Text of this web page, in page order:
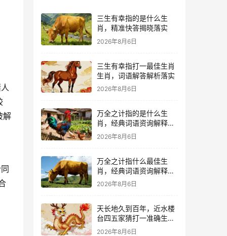
解
三生有幸指的是什么生
肖，精准快答揭晓落实
2026年8月6日
三生有幸指打一最佳生肖
生肖，词语解答解析落实
2026年8月6日
万全之计指的是什么生
肖，经典词语资询解释落
实
2026年8月6日
万全之计指什么最佳生
肖，经典词语资询解释落
实
2026年8月6日
天长地久到百年，近水楼
台四五家猜打一准确生
肖，猜一词语释义解释
2026年8月6日